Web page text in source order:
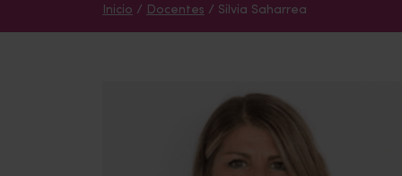
Inicio / Docentes / Silvia Saharrea